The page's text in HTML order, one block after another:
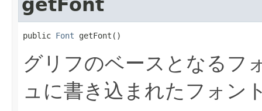
getFont
public Font getFont()
グリフのベースとなるフ
ュに書き込まれたフォン